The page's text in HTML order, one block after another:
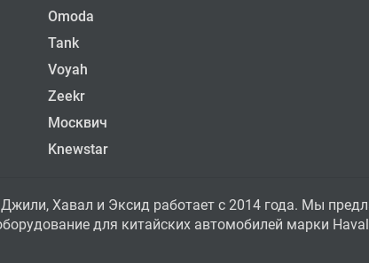
Omoda
Tank
Voyah
Zeekr
Москвич
Knewstar
Хавал и Эксид работает с 2014 года. Мы
для китайских автомобилей марки